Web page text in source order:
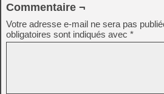
Commentaire ¬
Votre adresse e-mail ne sera pas
obligatoires sont indiqués avec *